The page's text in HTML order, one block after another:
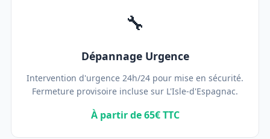
🔧
Dépannage Urgence
Intervention d'urgence 24h/24 pour mise en sécurité.
Fermeture provisoire incluse sur L'Isle-d'Espagnac.
À partir de 65€ TTC